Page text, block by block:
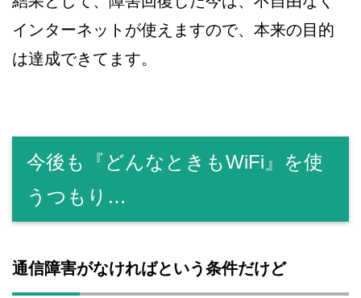
インターネットが使えますので、本来の目的
は達成できてます。
今後も『どんなときもWiFi』を使
うつもり…
通信障害がなければという条件だけど